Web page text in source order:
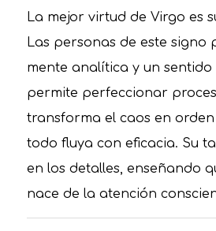
La mejor virtud de Virgo es
Las personas de este signo
mente analítica y un
permite perfeccionar
transforma el caos en
todo fluya con eficacia. Su
en los detalles, enseñando
nace de la atención